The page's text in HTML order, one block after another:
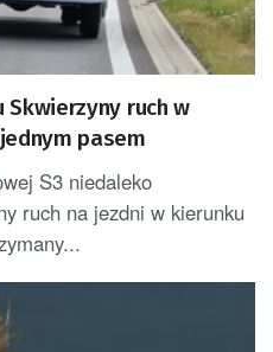
Skwierzyny ruch w
pasem
S3 niedaleko
ruch na jezdni w kierunku